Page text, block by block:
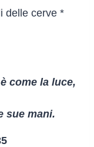
delle cerve *
come la luce,
sue mani.